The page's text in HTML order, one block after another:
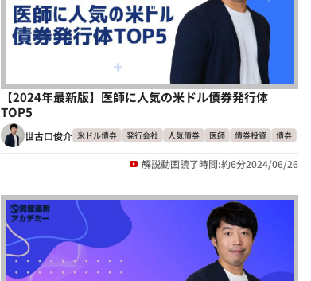
【2024年最新版】医師に人気の米ドル債券発行体
TOP5
世古口俊介 米ドル債券 発行会社 人気債券 医師 債券投資 債券
解説動画読了時間:約6分2024/06/26